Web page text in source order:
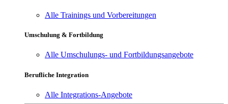
Alle Trainings und Vorbereitungen
Umschulung & Fortbildung
Alle Umschulungs- und Fortbildungsangebote
Berufliche Integration
Alle Integrations-Angebote